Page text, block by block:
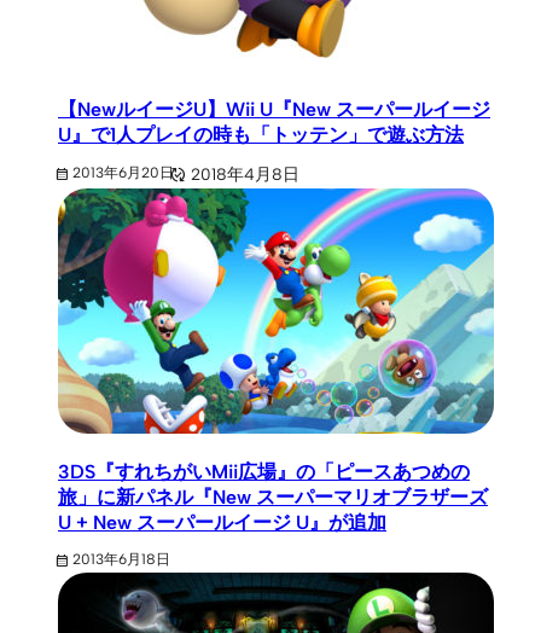
【NewルイージU】Wii U『New スーパールイージ
U』で1人プレイの時も「トッテン」で遊ぶ方法
2013年6月20日 2018年4月8日
3DS『すれちがいMii広場』の「ピースあつめの
旅」に新パネル『New スーパーマリオブラザーズ
U + New スーパールイージ U』が追加
2013年6月18日